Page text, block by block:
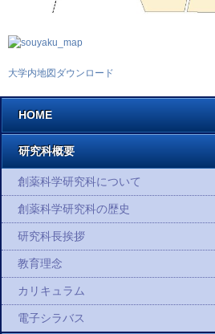
大学内地図ダウンロード
HOME
研究科概要
創薬科学研究科について
創薬科学研究科の歴史
研究科長挨拶
教育理念
カリキュラム
電子シラバス